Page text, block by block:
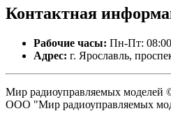
Контактная
Рабочие часы: Пн-Пт:
Адрес: г. Ярославль,
Мир радиоуправляемых моделей
ООО "Мир радиоуправляемых